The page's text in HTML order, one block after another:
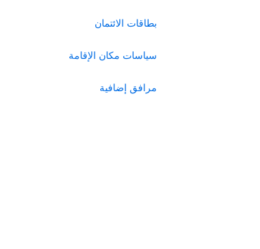
بطاقات الائتمان
سياسات مكان الإقامة
مرافق إضافية